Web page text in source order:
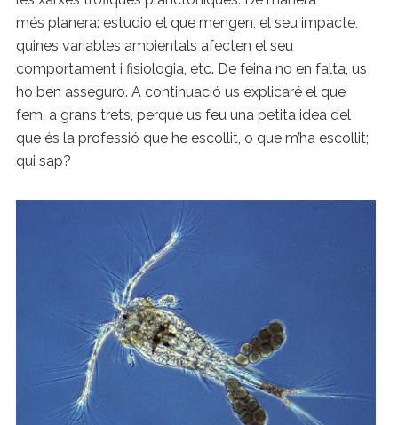
més planera: estudio el que mengen, el seu impacte,
quines variables ambientals afecten el seu
comportament i fisiologia, etc. De feina no en falta, us
ho ben asseguro. A continuació us explicaré el que
fem, a grans trets, perquè us feu una petita idea del
que és la professió que he escollit, o que m’ha escollit;
qui sap?